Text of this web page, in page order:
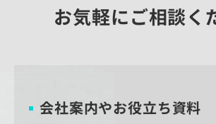
お気軽にご相談く
会社案内やお役立ち資料